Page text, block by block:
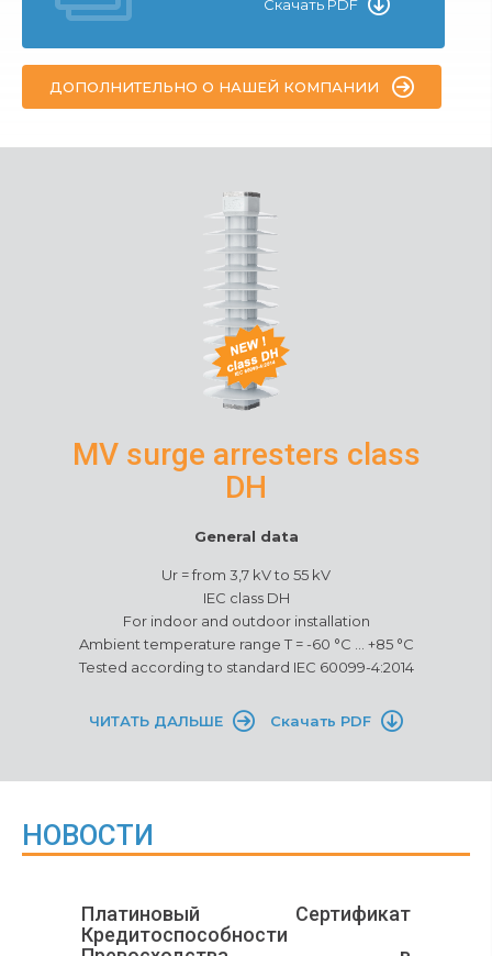
Скачать PDF
ДОПОЛНИТЕЛЬНО О НАШЕЙ КОМПАНИИ
MV surge arresters class
DH
General data
Ur = from 3,7 kV to 55 kV
IEC class DH
For indoor and outdoor installation
Ambient temperature range T = -60 °C ... +85 °C
Tested according to standard IEC 60099-4:2014
ЧИТАТЬ ДАЛЬШЕ Скачать PDF
НОВОСТИ
Платиновый Сертификат
Кредитоспособности